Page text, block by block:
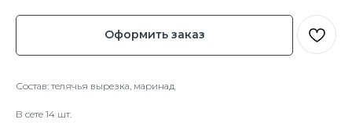
Оформить заказ
Состав: телячья вырезка, маринад
В сете 14 шт.